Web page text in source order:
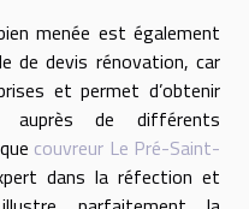
menée est également
de devis rénovation, car
et permet d’obtenir
auprès de différents
couvreur Le Pré-Saint-
dans la réfection et